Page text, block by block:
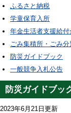
ふるさと納税
学童保育入所
年金生活者支援給付
ごみ集積所・ごみ分
防災ガイドブック
一般競争入札公告
防災ガイドブッ
2023年6月21日更新